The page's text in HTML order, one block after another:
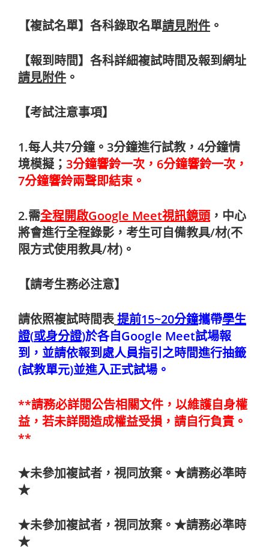
【複試名單】各科錄取名單請見附件 。
【報到時間】各科詳細複試時間及報到網址
請見附件 。
【考試注意事項】
1.每人共7分鐘。3分鐘進行試教，4分鐘情
境模擬； 3分鐘響鈴一次，6分鐘響鈴一次，
7分鐘響鈴兩聲即結束。
2.需全程開啟Google Meet視訊鏡頭 ，中心
將會進行全程錄影，考生可自備教具/材(不
限方式使用教具/材)。
【請考生務必注意】
請依照複試時間表提前15~20分鐘攜帶學生
證(或身分證)於各自Google Meet試場報
到，並請依報到處人員指引之時間進行抽籤
(試教單元)並進入正式試場。
**請務必詳閱公告相關文件，以維護自身權
益，若未詳閱造成權益受損，請自行負責。
**
★未參加複試者，視同放棄。★請務必準時
★
★未參加複試者，視同放棄。★請務必準時
★